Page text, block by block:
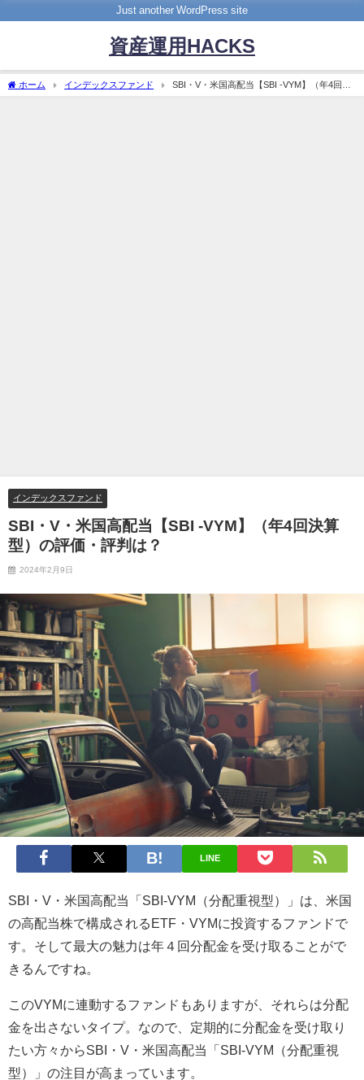
Just another WordPress site
資産運用HACKS
ホーム インデックスファンド
SBI・V・米国高配当【SBI -VYM】（年4回決
算型）の評価・評判は？
インデックスファンド
SBI・V・米国高配当【SBI -VYM】（年4回決算
型）の評価・評判は？
2024年2月9日
LINE
SBI・V・米国高配当「SBI-VYM（分配重視型）」は、米国
の高配当株で構成されるETF・VYMに投資するファンドで
す。そして最大の魅力は年４回分配金を受け取ることがで
きるんですね。
このVYMに連動するファンドもありますが、それらは分配
金を出さないタイプ。なので、定期的に分配金を受け取り
たい方々からSBI・V・米国高配当「SBI-VYM（分配重視
型）」の注目が高まっています。